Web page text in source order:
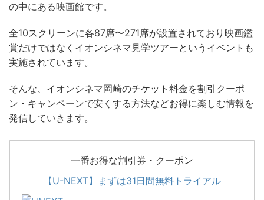
の中にある映画館です。
全10スクリーンに各87席〜271席が設置されており映画鑑
賞だけではなくイオンシネマ見学ツアーというイベントも
実施されています。
そんな、 イオンシネマ岡崎のチケット料金を割引クーポ
ン・キャンペーンで安くする方法などお得に楽しむ情報を
発信していきます。
一番お得な割引券・クーポン
【U-NEXT】まずは31日間無料トライアル